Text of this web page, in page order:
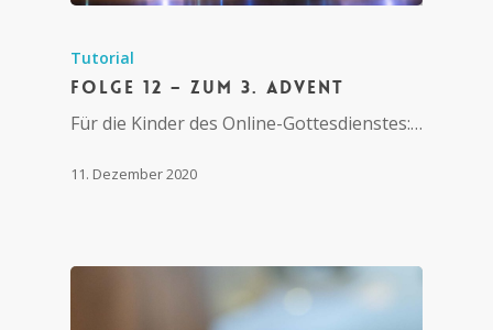
Tutorial
Folge 12 – Zum 3. Advent
Für die Kinder des Online-Gottesdienstes:…
11. Dezember 2020